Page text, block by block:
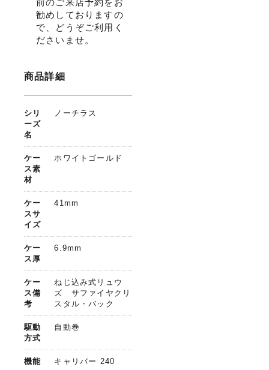
前のご来店予約をお
勧めしておりますの
で、どうぞご利用く
ださいませ。
商品詳細
シリ
ーズ
名
ノーチラス
ケー
ス素
材
ホワイトゴールド
ケー
スサ
イズ
41mm
ケー
ス厚
6.9mm
ケー
ス備
考
ねじ込み式リュウ
ズ サファイヤクリ
スタル・バック
駆動
方式
自動巻
機能 キャリバー 240